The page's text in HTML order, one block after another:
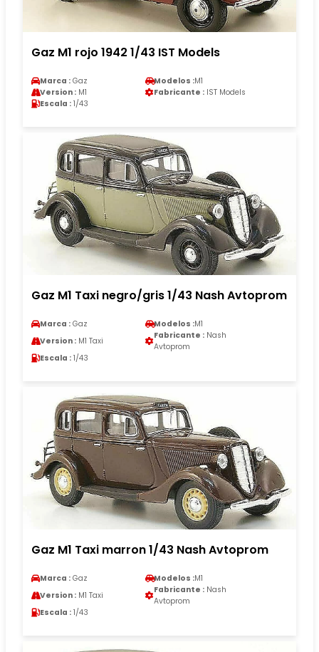
Gaz M1 rojo 1942 1/43 IST Models
Marca : Gaz Modelos :M1
Version : M1 Fabricante : IST Models
Escala : 1/43
Gaz M1 Taxi negro/gris 1/43 Nash Avtoprom
Marca : Gaz Modelos :M1
Version : M1 Taxi
Fabricante : Nash
Avtoprom
Escala : 1/43
Gaz M1 Taxi marron 1/43 Nash Avtoprom
Marca : Gaz Modelos :M1
Version : M1 Taxi
Fabricante : Nash
Avtoprom
Escala : 1/43